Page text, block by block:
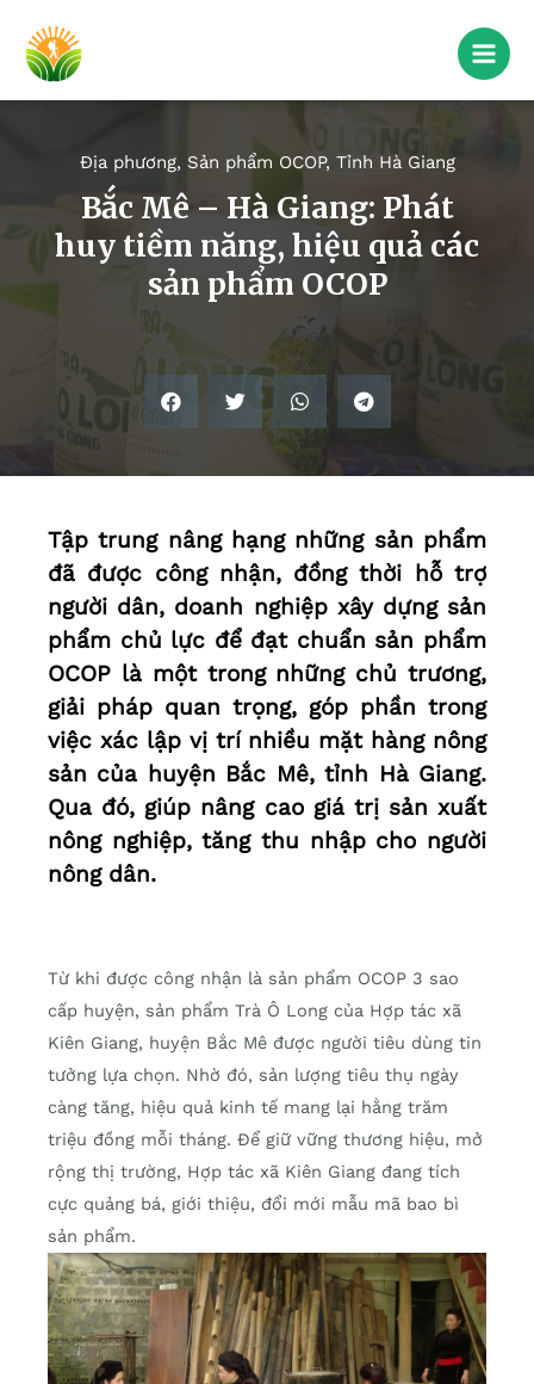
Địa phương, Sản phẩm OCOP, Tỉnh Hà Giang
Bắc Mê – Hà Giang: Phát
huy tiềm năng, hiệu quả các
sản phẩm OCOP
Tập trung nâng hạng những sản phẩm
đã được công nhận, đồng thời hỗ trợ
người dân, doanh nghiệp xây dựng sản
phẩm chủ lực để đạt chuẩn sản phẩm
OCOP là một trong những chủ trương,
giải pháp quan trọng, góp phần trong
việc xác lập vị trí nhiều mặt hàng nông
sản của huyện Bắc Mê, tỉnh Hà Giang.
Qua đó, giúp nâng cao giá trị sản xuất
nông nghiệp, tăng thu nhập cho người
nông dân.
Từ khi được công nhận là sản phẩm OCOP 3 sao
cấp huyện, sản phẩm Trà Ô Long của Hợp tác xã
Kiên Giang, huyện Bắc Mê được người tiêu dùng tin
tưởng lựa chọn. Nhờ đó, sản lượng tiêu thụ ngày
càng tăng, hiệu quả kinh tế mang lại hằng trăm
triệu đồng mỗi tháng. Để giữ vững thương hiệu, mở
rộng thị trường, Hợp tác xã Kiên Giang đang tích
cực quảng bá, giới thiệu, đổi mới mẫu mã bao bì
sản phẩm.